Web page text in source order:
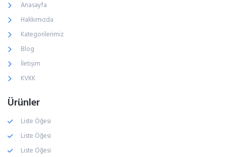
Anasayfa
Hakkımızda
Kategorilerimiz
Blog
İletişim
KVKK
Ürünler
Liste Öğesi
Liste Öğesi
Liste Öğesi